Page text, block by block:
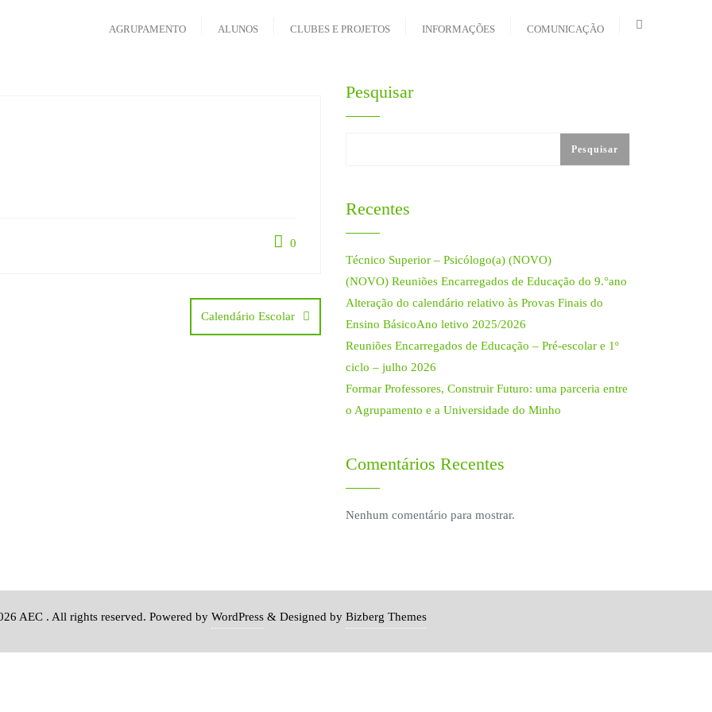
AGRUPAMENTO ALUNOS CLUBES E PROJETOS INFORMAÇÕES COMUNICAÇÃO
0
Calendário Escolar
Pesquisar
Pesquisar
Recentes
Técnico Superior – Psicólogo(a) (NOVO)
(NOVO) Reuniões Encarregados de Educação do 9.°ano
Alteração do calendário relativo às Provas Finais do
Ensino BásicoAno letivo 2025/2026
Reuniões Encarregados de Educação – Pré-escolar e 1º
ciclo – julho 2026
Formar Professores, Construir Futuro: uma parceria entre
o Agrupamento e a Universidade do Minho
Comentários Recentes
Nenhum comentário para mostrar.
AEC . All rights reserved. Powered by WordPress & Designed by Bizberg Themes